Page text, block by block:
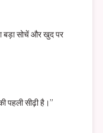
बड़ा सोचें और खुद पर
पहली सीढ़ी है।”